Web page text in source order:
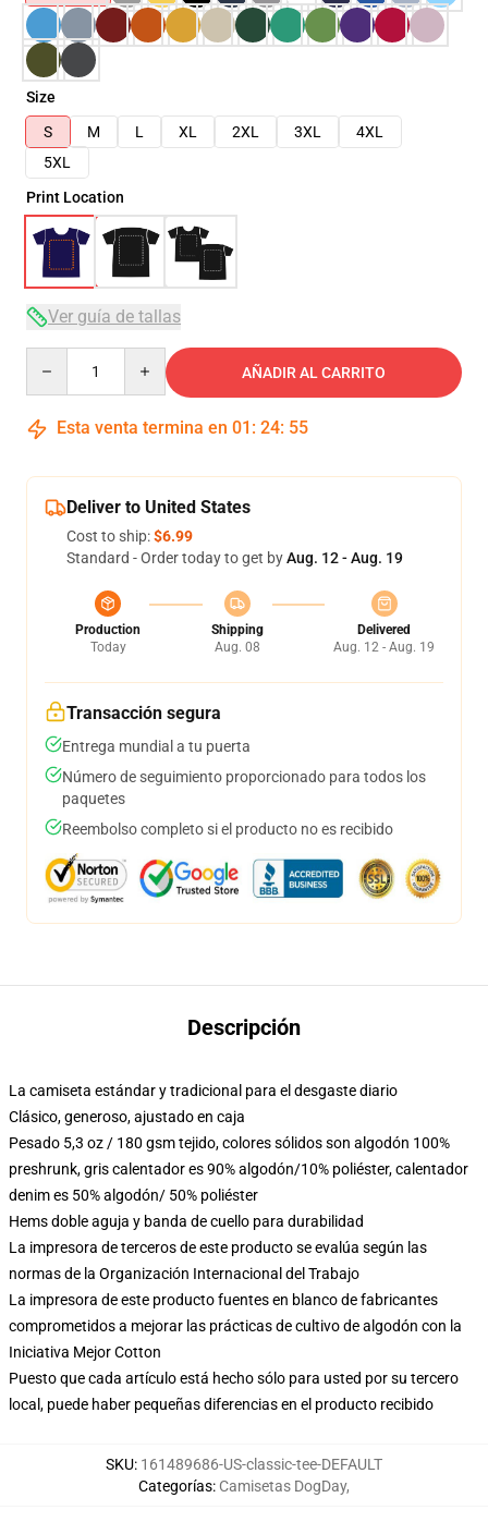
Size
S
M L XL 2XL 3XL
4XL
5XL
Print Location
Ver guía de tallas
AÑADIR AL CARRITO
Esta venta termina en 01 : 24: 54
Deliver to United States
Cost to ship:$6.99
Standard - Order today to get byAug. 12 - Aug. 19
Production
Today
Shipping
Aug. 08
Delivered
Aug. 12 - Aug. 19
Transacción segura
Entrega mundial a tu puerta
Número de seguimiento proporcionado para todos los
paquetes
Reembolso completo si el producto no es recibido
Descripción
La camiseta estándar y tradicional para el desgaste diario
Clásico, generoso, ajustado en caja
Pesado 5,3 oz / 180 gsm tejido, colores sólidos son algodón 100%
preshrunk, gris calentador es 90% algodón/10% poliéster, calentador
denim es 50% algodón/ 50% poliéster
Hems doble aguja y banda de cuello para durabilidad
La impresora de terceros de este producto se evalúa según las
normas de la Organización Internacional del Trabajo
La impresora de este producto fuentes en blanco de fabricantes
comprometidos a mejorar las prácticas de cultivo de algodón con la
Iniciativa Mejor Cotton
Puesto que cada artículo está hecho sólo para usted por su tercero
local, puede haber pequeñas diferencias en el producto recibido
SKU: 161489686-US-classic-tee-DEFAULT
Categorías: Camisetas DogDay,